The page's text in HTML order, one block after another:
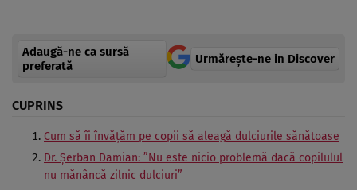
Adaugă-ne ca sursă
preferată
Urmărește-ne in Discover
CUPRINS
Cum să îi învățăm pe copii să aleagă dulciurile sănătoase
Dr. Șerban Damian: ”Nu este nicio problemă dacă copilulul
nu mănâncă zilnic dulciuri”